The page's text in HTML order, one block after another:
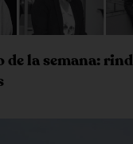
de la semana: